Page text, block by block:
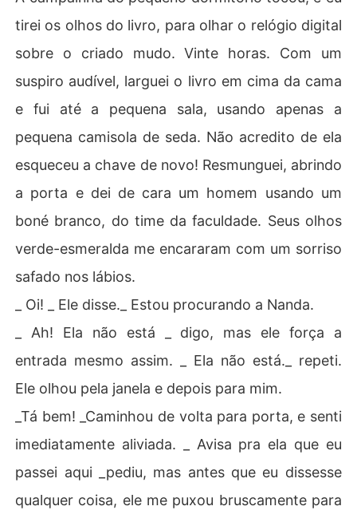
tirei os olhos do livro, para olhar o relógio digital
sobre o criado mudo. Vinte horas. Com um
suspiro audível, larguei o livro em cima da cama
e fui até a pequena sala, usando apenas a
pequena camisola de seda. Não acredito de ela
esqueceu a chave de novo! Resmunguei, abrindo
a porta e dei de cara um homem usando um
boné branco, do time da faculdade. Seus olhos
verde-esmeralda me encararam com um sorriso
safado nos lábios.
_ Oi! _ Ele disse._ Estou procurando a Nanda.
_ Ah! Ela não está _ digo, mas ele força a
entrada mesmo assim. _ Ela não está._ repeti.
Ele olhou pela janela e depois para mim.
_Tá bem! _Caminhou de volta para porta, e senti
imediatamente aliviada. _ Avisa pra ela que eu
passei aqui _pediu, mas antes que eu dissesse
qualquer coisa, ele me puxou bruscamente para